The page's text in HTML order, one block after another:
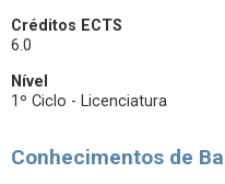
Créditos ECTS
6.0
Nível
1º Ciclo - Licenciatura
Conhecimentos de